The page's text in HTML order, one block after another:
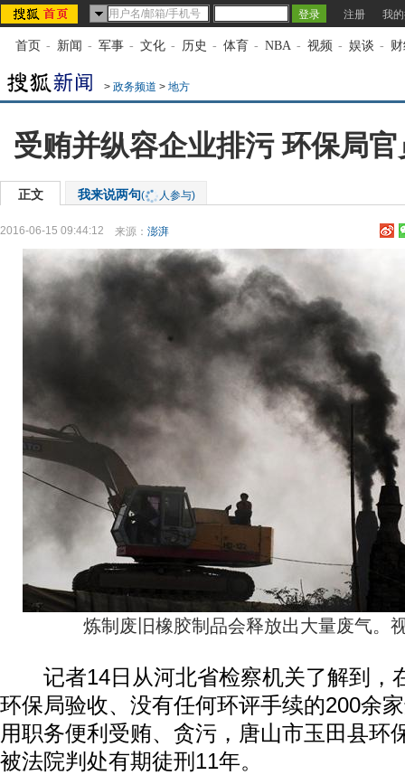
注册 我
首页 - 新闻 - 军事 - 文化 - 历史 - 体育 - NBA - 视频 - 娱谈 -
> 政务频道 > 地方
受贿并纵容企业排污 环保局
正文 我来说两句( 人参与)
2016-06-15 09:44:12 来源： 澎湃
炼制废旧橡胶制品会释放出大量废气。
记者14日从河北省检察机关了解到，
环保局验收、没有任何环评手续的200余
用职务便利受贿、贪污，唐山市玉田县环
被法院判处有期徒刑11年。